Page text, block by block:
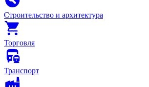
Строительство и архитектура
Торговля
Транспорт